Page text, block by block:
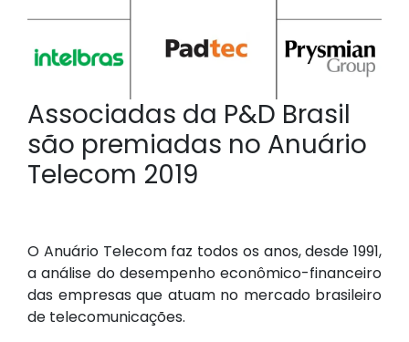
Associadas da P&D Brasil
são premiadas no Anuário
Telecom 2019
O Anuário Telecom faz todos os anos, desde 1991,
a análise do desempenho econômico-financeiro
das empresas que atuam no mercado brasileiro
de telecomunicações.